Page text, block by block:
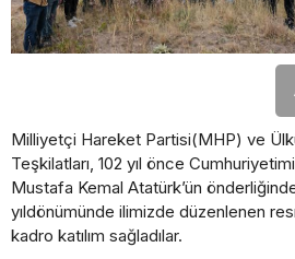
Milliyetçi Hareket Partisi(MHP) ve
Teşkilatları, 102 yıl önce
Mustafa Kemal Atatürk’ün
yıldönümünde ilimizde düzenlenen
kadro katılım sağladılar.